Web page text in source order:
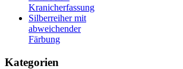
Kranicherfassung
Silberreiher mit
abweichender
Färbung
Kategorien